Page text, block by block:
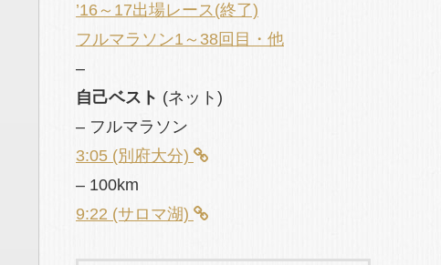
’16～17出場レース(終了)
フルマラソン1～38回目・他
–
自己ベスト (ネット)
– フルマラソン
3:05 (別府大分)
– 100km
9:22 (サロマ湖)